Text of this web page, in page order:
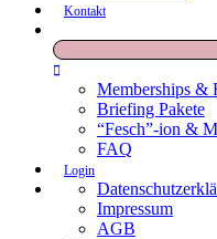
Kontakt
Memberships &
Briefing Pakete
“Fesch”-ion &
FAQ
Login
Impressum
AGB